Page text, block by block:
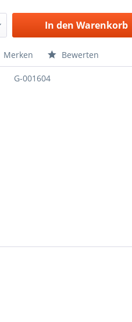
In den Warenkorb
Merken Bewerten
G-001604